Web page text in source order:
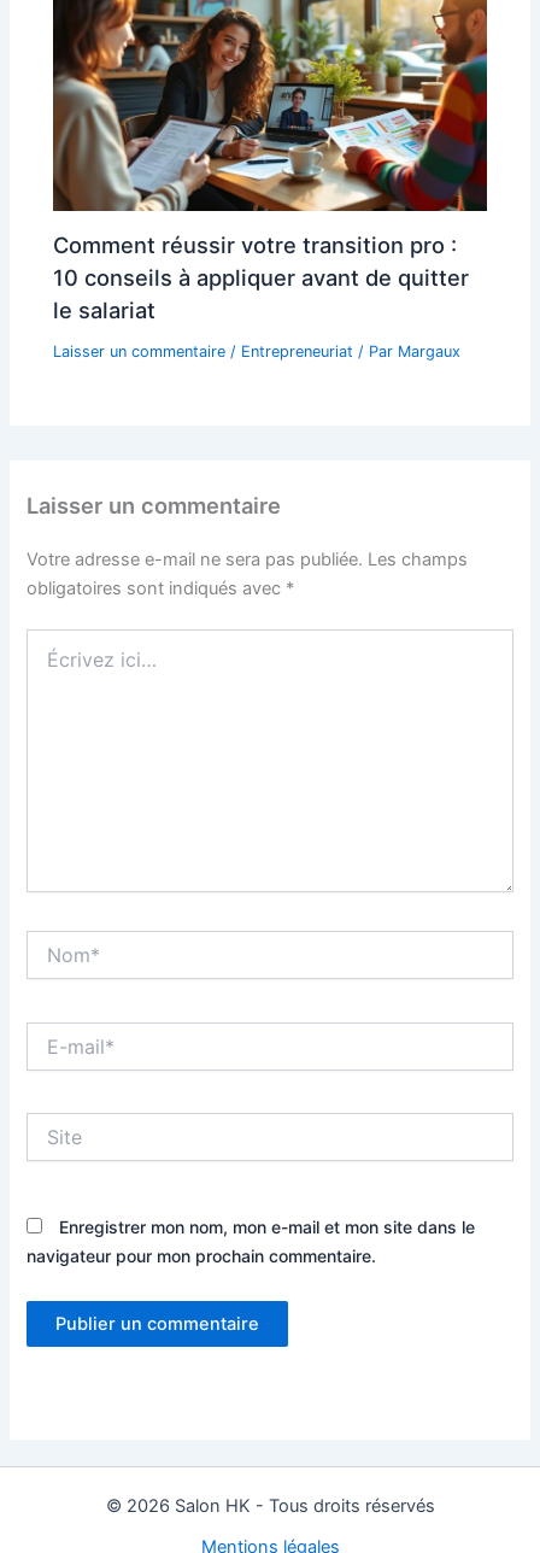
Comment réussir votre transition pro :
10 conseils à appliquer avant de quitter
le salariat
Laisser un commentaire / Entrepreneuriat / Par Margaux
Laisser un commentaire
Votre adresse e-mail ne sera pas publiée. Les champs
obligatoires sont indiqués avec *
ici…
mail*
Enregistrer mon nom, mon e-mail et mon site dans le
navigateur pour mon prochain commentaire.
© 2026 Salon HK - Tous droits réservés
Mentions légales